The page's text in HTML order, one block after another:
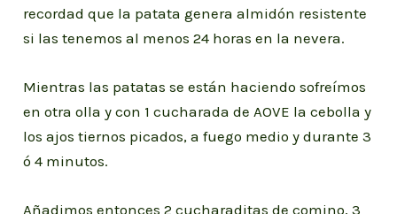
recordad que la patata genera almidón resistente
si las tenemos al menos 24 horas en la nevera.
Mientras las patatas se están haciendo sofreímos
en otra olla y con 1 cucharada de AOVE la cebolla y
los ajos tiernos picados, a fuego medio y durante 3
ó 4 minutos.
Añadimos entonces 2 cucharaditas de comino, 3